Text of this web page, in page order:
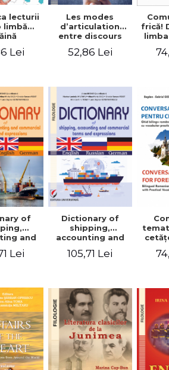
lecturii
limbă
Lei
Les modes
d’articulation
entre discours
discours propre
52,86 Lei
frică!
of
and
and
Lei
Dictionary of
shipping,
accounting and
terms and
105,71 Lei